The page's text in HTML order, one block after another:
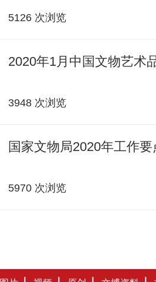
5126 次浏览
2020年1月中国文物艺术
3948 次浏览
国家文物局2020年工作要
5970 次浏览